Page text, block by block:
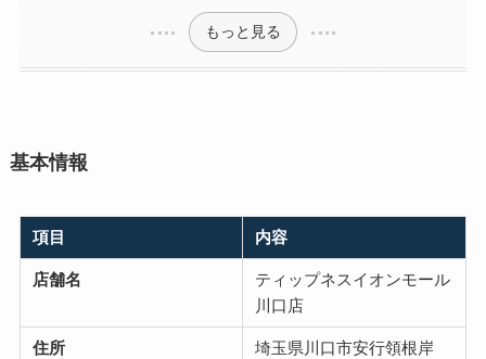
もっと見る
基本情報
項目 内容
店舗名
ティップネスイオンモール
川口店
住所
埼玉県川口市安行領根岸